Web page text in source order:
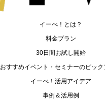
イーべ！とは？
料金プラン
30日間お試し開始
おすすめイベント・セミナーのピック
イーべ！活用アイデア
事例＆活用例